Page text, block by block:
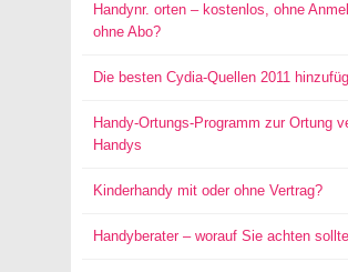
Handynr. orten – kostenlos, ohne
ohne Abo?
Die besten Cydia-Quellen 2011
Handy-Ortungs-Programm zur Ortung
Handys
Kinderhandy mit oder ohne Vertrag?
Handyberater – worauf Sie achten